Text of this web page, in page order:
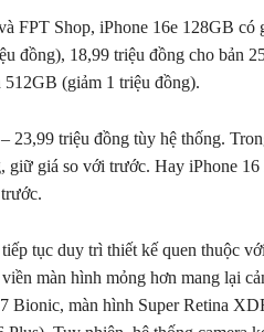
FPT Shop, iPhone 16e 128GB có
đồng), 18,99 triệu đồng cho bản
(giảm 1 triệu đồng).
23,99 triệu đồng tùy hệ thống.
giữ giá so với trước. Hay iPhone
tục duy trì thiết kế quen thuộc
màn hình mỏng hơn mang lại
Bionic, màn hình Super Retina